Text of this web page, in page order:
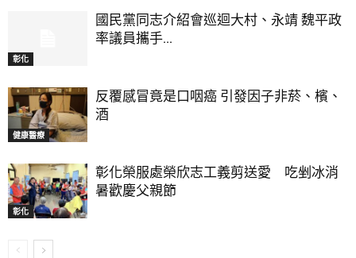
彰化
國民黨同志介紹會巡迴大村、永靖 魏平政
率議員攜手...
健康醫療
反覆感冒竟是口咽癌 引發因子非菸、檳、
酒
彰化
彰化榮服處榮欣志工義剪送愛 吃剉冰消
暑歡慶父親節